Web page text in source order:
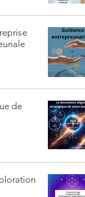
de